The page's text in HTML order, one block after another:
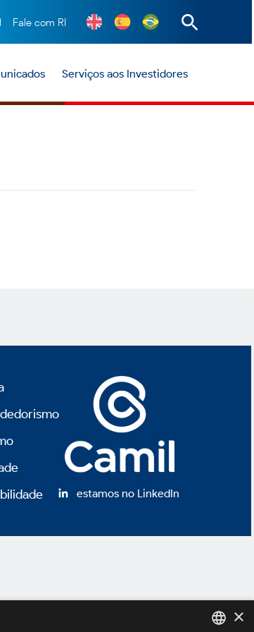
Fale com RI
Serviços aos Investidores
estamos no LinkedIn
×